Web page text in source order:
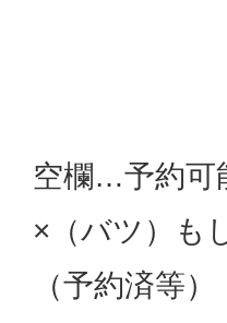
空欄…予約可
×（バツ）も
（予約済等）